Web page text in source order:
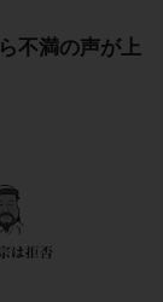
不満の声が上